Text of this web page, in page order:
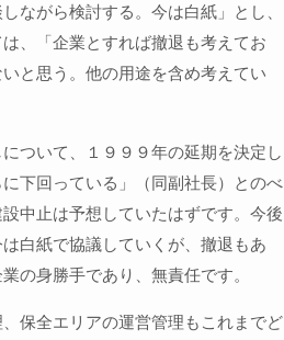
ながら検討する。今は白紙」とし、
、「企業とすれば撤退も考えてお
と思う。他の用途を含め考えてい
ついて、１９９９年の延期を決定し
下回っている」（同副社長）とのべ
中止は予想していたはずです。今後
白紙で協議していくが、撤退もあ
の身勝手であり、無責任です。
保全エリアの運営管理もこれまでど